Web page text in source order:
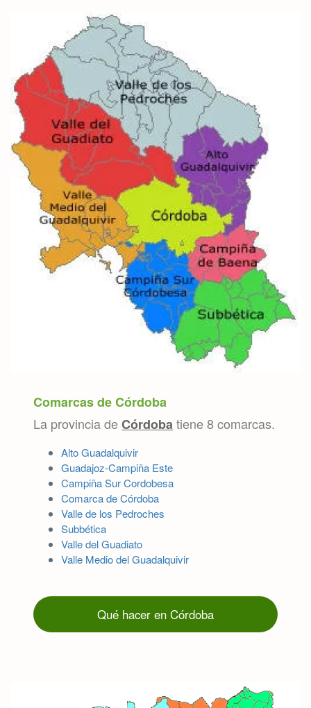
Comarcas de Córdoba
La provincia deCórdobatiene 8 comarcas.
Alto Guadalquivir
Guadajoz-Campiña Este
Campiña Sur Cordobesa
Comarca de Córdoba
Valle de los Pedroches
Subbética
Valle del Guadiato
Valle Medio del Guadalquivir
Qué hacer en Córdoba